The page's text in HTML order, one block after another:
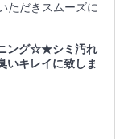
ただきスムーズに
ング☆★シミ汚れ
いキレイに致しま